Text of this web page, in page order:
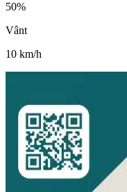
50%
Vânt
10 km/h